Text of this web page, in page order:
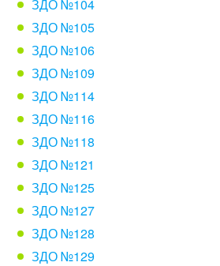
ЗДО №104
ЗДО №105
ЗДО №106
ЗДО №109
ЗДО №114
ЗДО №116
ЗДО №118
ЗДО №121
ЗДО №125
ЗДО №127
ЗДО №128
ЗДО №129